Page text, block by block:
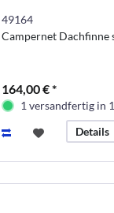
49164
Campernet Dachfinne
164,00 € *
1 versandfertig in
Details